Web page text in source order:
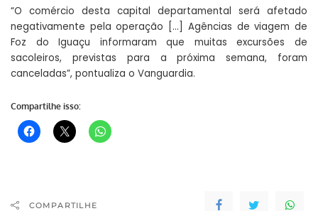
“O comércio desta capital departamental será afetado
negativamente pela operação […] Agências de viagem de
Foz do Iguaçu informaram que muitas excursões de
sacoleiros, previstas para a próxima semana, foram
canceladas”, pontualiza o Vanguardia.
Compartilhe isso:
COMPARTILHE